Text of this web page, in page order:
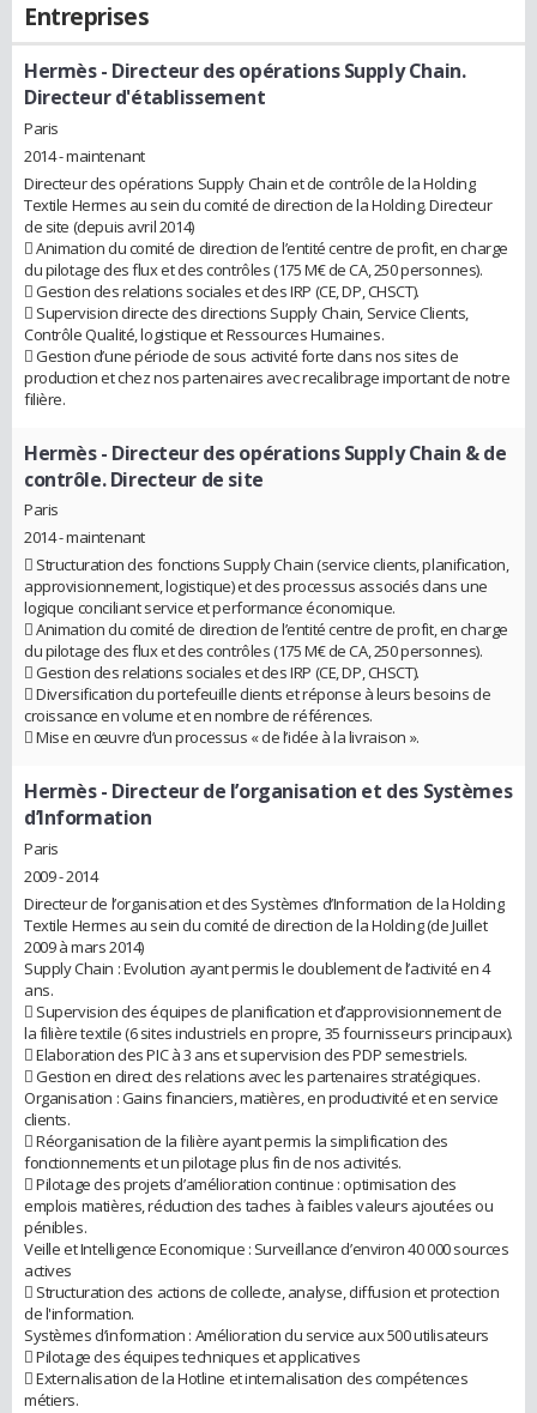
Entreprises
Hermès- Directeur des opérations Supply Chain.
Directeur d'établissement
Paris
2014 - maintenant
Directeur des opérations Supply Chain et de contrôle de la Holding
Textile Hermes au sein du comité de direction de la Holding. Directeur
de site (depuis avril 2014)
 Animation du comité de direction de l’entité centre de profit, en charge
du pilotage des flux et des contrôles (175 M€ de CA, 250 personnes).
 Gestion des relations sociales et des IRP (CE, DP, CHSCT).
 Supervision directe des directions Supply Chain, Service Clients,
Contrôle Qualité, logistique et Ressources Humaines.
 Gestion d’une période de sous activité forte dans nos sites de
production et chez nos partenaires avec recalibrage important de notre
filière.
Hermès- Directeur des opérations Supply Chain & de
contrôle. Directeur de site
Paris
2014 - maintenant
 Structuration des fonctions Supply Chain (service clients, planification,
approvisionnement, logistique) et des processus associés dans une
logique conciliant service et performance économique.
 Animation du comité de direction de l’entité centre de profit, en charge
du pilotage des flux et des contrôles (175 M€ de CA, 250 personnes).
 Gestion des relations sociales et des IRP (CE, DP, CHSCT).
 Diversification du portefeuille clients et réponse à leurs besoins de
croissance en volume et en nombre de références.
 Mise en œuvre d’un processus « de l’idée à la livraison ».
Hermès- Directeur de l’organisation et des Systèmes
d’Information
Paris
2009 - 2014
Directeur de l’organisation et des Systèmes d’Information de la Holding
Textile Hermes au sein du comité de direction de la Holding (de Juillet
2009 à mars 2014)
Supply Chain : Evolution ayant permis le doublement de l’activité en 4
ans.
 Supervision des équipes de planification et d’approvisionnement de
la filière textile (6 sites industriels en propre, 35 fournisseurs principaux).
 Elaboration des PIC à 3 ans et supervision des PDP semestriels.
 Gestion en direct des relations avec les partenaires stratégiques.
Organisation : Gains financiers, matières, en productivité et en service
clients.
 Réorganisation de la filière ayant permis la simplification des
fonctionnements et un pilotage plus fin de nos activités.
 Pilotage des projets d’amélioration continue : optimisation des
emplois matières, réduction des taches à faibles valeurs ajoutées ou
pénibles.
Veille et Intelligence Economique : Surveillance d’environ 40 000 sources
actives
 Structuration des actions de collecte, analyse, diffusion et protection
de l'information.
Systèmes d’information : Amélioration du service aux 500 utilisateurs
 Pilotage des équipes techniques et applicatives
 Externalisation de la Hotline et internalisation des compétences
métiers.